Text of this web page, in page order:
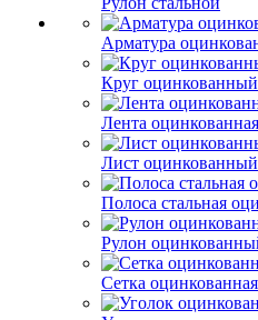
Арматура
Круг оцинкованный
Лента оцинкованная
Лист оцинкованный
Полоса стальная
Рулон
Сетка оцинкованная